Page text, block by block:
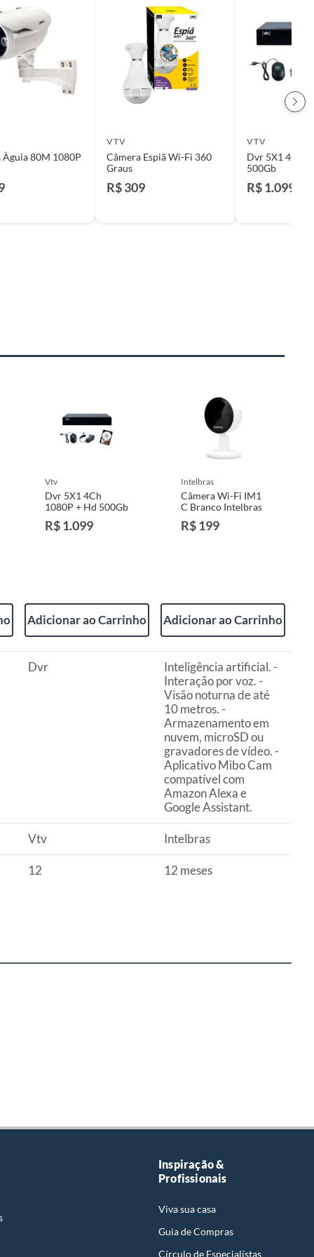
Àguia 80M 1080P
VTV
Câmera Espiã Wi-Fi 360
Graus
R$ 309
VTV
Dvr 5X1 4Ch 1080P + Hd
500Gb
R$ 1.099
vtv
Dvr 5X1 4Ch
1080P + Hd 500Gb
R$ 1.099
Adicionar ao Carrinho
intelbras
Câmera Wi-Fi IM1
C Branco Intelbras
R$ 199
Adicionar ao Carrinho
Dvr
Inteligência artificial. -
Interação por voz. -
Visão noturna de até
10 metros. -
Armazenamento em
nuvem, microSD ou
gravadores de vídeo. -
Aplicativo Mibo Cam
compatível com
Amazon Alexa e
Google Assistant.
Vtv Intelbras
12 12 meses
Inspiração &
Profissionais
Viva sua casa
Guia de Compras
Círculo de Especialístas